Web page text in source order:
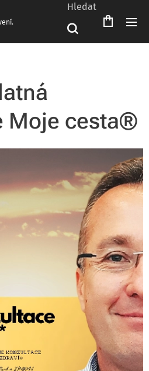
Hledat
Moje cesta®